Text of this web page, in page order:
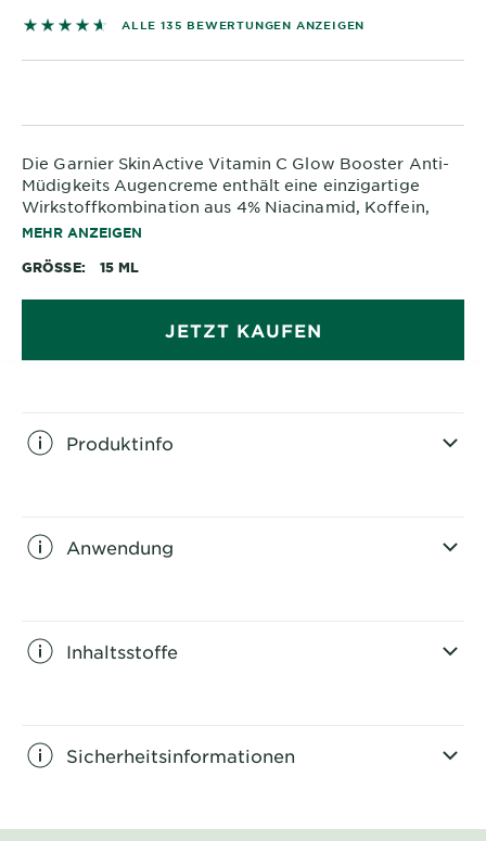
Neu!
Gisele
Cruelty Free
International
Eco
Beauty
4.6 out of 5 stars based on reviews
ALLE 135 BEWERTUNGEN ANZEIGEN
Die Garnier SkinActive Vitamin C Glow Booster Anti-
Müdigkeits Augencreme enthält eine einzigartige
Wirkstoffkombination aus 4% Niacinamid, Koffein,
Vitamin C*, Bananenpuder und Pigmenten, um
und einen natürlichen Glow zu fördern.
MEHR ANZEIGEN
GRÖSSE 15 ML
JETZT KAUFEN
Produktinfo
Anwendung
Inhaltsstoffe
Sicherheitsinformationen